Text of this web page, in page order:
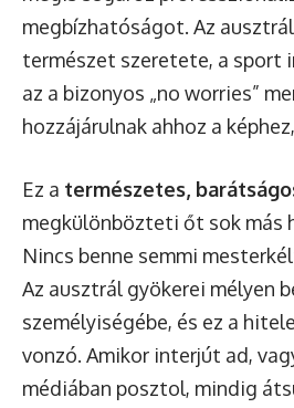
megbízhatóságot. Az
természet szeretete, a sport
az a bizonyos „no worries”
hozzájárulnak ahhoz a
Ez a természetes,
megkülönbözteti őt sok más
Nincs benne semmi
Az ausztrál gyökerei mélyen
személyiségébe, és ez a
vonzó. Amikor interjút ad,
médiában posztol, mindig